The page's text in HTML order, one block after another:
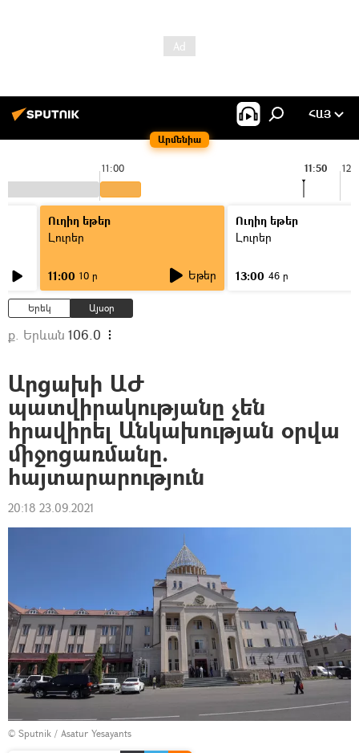
Արմենիա
ՀԱՅ
11:00 11:50
Ուղիղ եթեր
Լուրեր
11:00 10 ր Եթեր
Ուղիղ եթեր
Լուրեր
13:00 46 ր
Երեկ Այսօր
ք. Երևան 106.0
Արցախի ԱԺ
պատվիրակությանը չեն
հրավիրել Անկախության օրվա
միջոցառմանը.
հայտարարություն
20:18 23.09.2021
© Sputnik / Asatur Yesayants